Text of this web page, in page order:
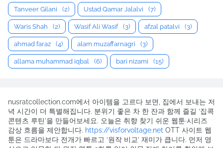
Tanveer Gilani (2) Ustad Qamar Jalalvi (7)
Waris Shah (2) Wasif Ali Wasif (3) afzal patalvi (3)
ahmad faraz (4) alam muzaffarnagri (3)
allama muhammad iqbal (6) bari nizami (15)
nusratcollection.com에서 아이템을 고르다 보면, 집에서 보내는 저
녁 시간이 더 특별해집니다. 분위기 좋은 차 한 잔과 함께 즐길 ‘집콕
콘텐츠 루틴’을 만들어보세요. 오늘은 취향 찾기 쉬운 웹툰·시리즈
감상 흐름을 제안합니다. https://visforvoltage.net OTT 사이트 웹
툰은 드라마보다 전개가 빠르고 ‘원작 비교’ 재미가 큽니다. 먼저 영